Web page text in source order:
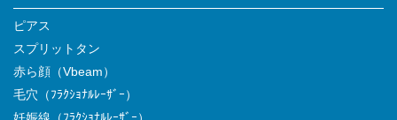
ピアス
スプリットタン
赤ら顔（Vbeam）
毛穴（ﾌﾗｸｼｮﾅﾙﾚｰｻﾞｰ）
妊娠線（ﾌﾗｸｼｮﾅﾙﾚｰｻﾞｰ）